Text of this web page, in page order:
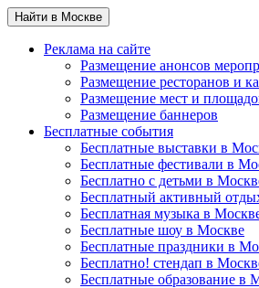
Найти в Москве
Реклама на сайте
Размещение анонсов
Размещение ресторанов и
Размещение мест и
Размещение баннеров
Бесплатные события
Бесплатные выставки в
Бесплатные фестивали в
Бесплатно с детьми в
Бесплатный активный
Бесплатная музыка в
Бесплатные шоу в Москве
Бесплатные праздники в
Бесплатно! стендап в
Бесплатные образование в